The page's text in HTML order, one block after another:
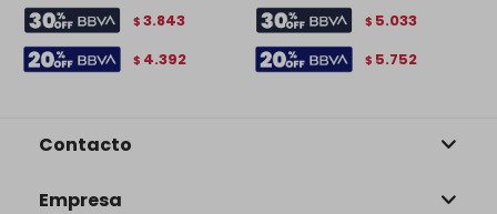
$ 3.843
$ 4.392
$ 5.033
$ 5.752
Contacto
Empresa